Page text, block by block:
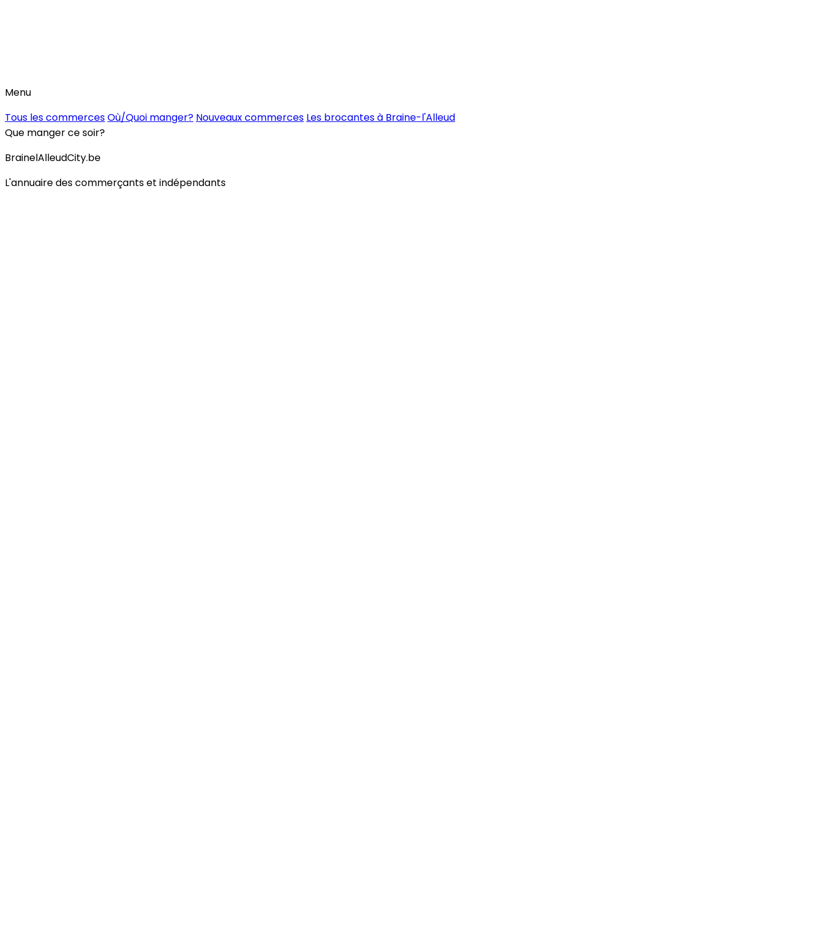
Menu
Tous les commercesOù/Quoi manger? Nouveaux commerces Les brocantes à Braine-l'Alleud
Que manger ce soir?
BrainelAlleudCity.be
L'annuaire des commerçants et indépendants